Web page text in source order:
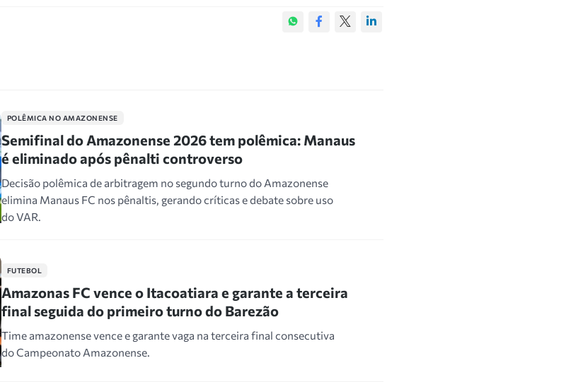
POLÊMICA NO AMAZONENSE
Semifinal do Amazonense 2026 tem polêmica: Manaus
é eliminado após pênalti controverso
Decisão polêmica de arbitragem no segundo turno do Amazonense
elimina Manaus FC nos pênaltis, gerando críticas e debate sobre uso
do VAR.
FUTEBOL
Amazonas FC vence o Itacoatiara e garante a terceira
final seguida do primeiro turno do Barezão
Time amazonense vence e garante vaga na terceira final consecutiva
do Campeonato Amazonense.